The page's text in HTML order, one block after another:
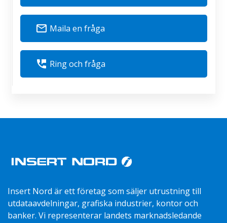
mail_outline Maila en fråga
perm_phone_msg Ring och fråga
Insert Nord är ett företag som säljer utrustning till
utdataavdelningar, grafiska industrier, kontor och
banker. Vi representerar landets marknadsledande